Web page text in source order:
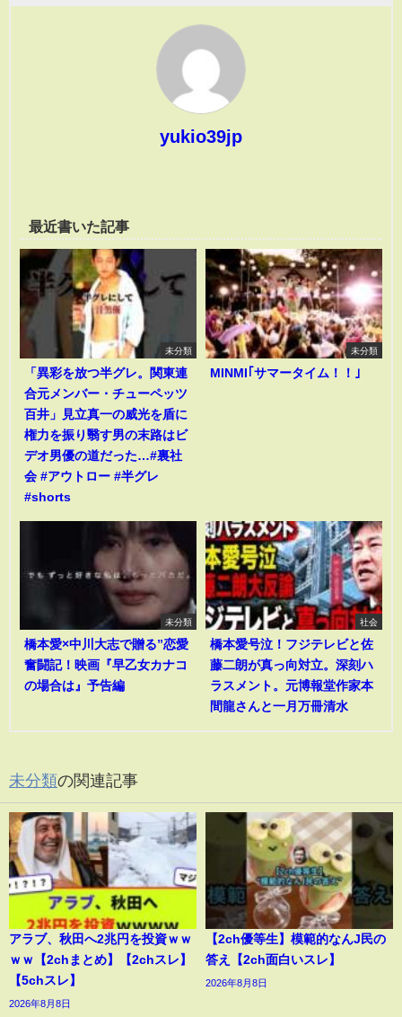
yukio39jp
最近書いた記事
未分類
「異彩を放つ半グレ。関東連
合元メンバー・チューペッツ
百井」見立真一の威光を盾に
権力を振り翳す男の末路はビ
デオ男優の道だった…#裏社
会 #アウトロー #半グレ
#shorts
未分類
MINMI｢サマータイム！！｣
未分類
橋本愛×中川大志で贈る”恋愛
奮闘記！映画『早乙女カナコ
の場合は』予告編
社会
橋本愛号泣！フジテレビと佐
藤二朗が真っ向対立。深刻ハ
ラスメント。元博報堂作家本
間龍さんと一月万冊清水
未分類の関連記事
アラブ、秋田へ2兆円を投資ｗｗ
ｗｗ【2chまとめ】【2chスレ】
【5chスレ】
2026年8月8日
【2ch優等生】模範的なんJ民の
答え【2ch面白いスレ】
2026年8月8日